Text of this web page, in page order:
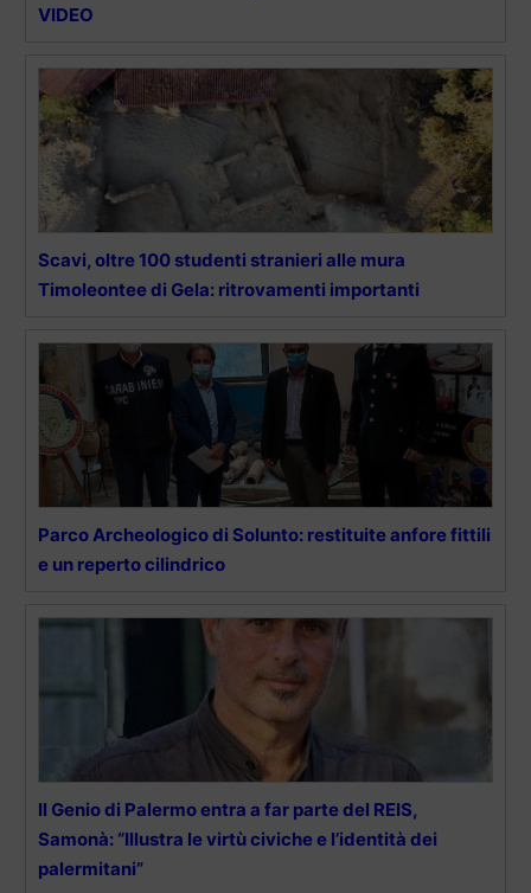
VIDEO
Scavi, oltre 100 studenti stranieri alle mura
Timoleontee di Gela: ritrovamenti importanti
Parco Archeologico di Solunto: restituite anfore fittili
e un reperto cilindrico
Il Genio di Palermo entra a far parte del REIS,
Samonà: “Illustra le virtù civiche e l’identità dei
palermitani”